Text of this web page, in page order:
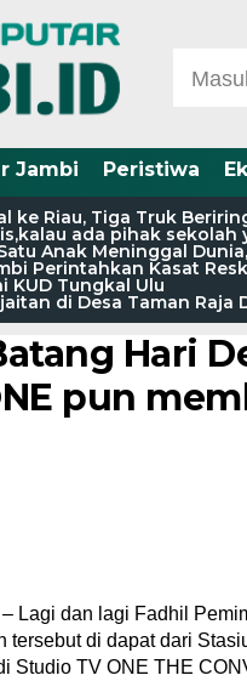
Jambi Peristiwa
ke Riau, Tiga Truk
ada pihak
Anak Meninggal
Perintahkan Kasat
KUD Tungkal Ulu
di Desa Taman
Hari
pun
Lagi dan lagi Fadhil
tersebut di dapat dari
Studio TV ONE THE